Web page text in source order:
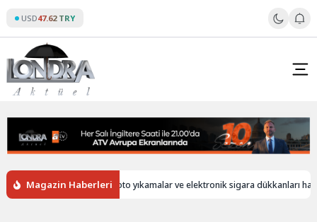
content
USD47.62 TRY
Magazin Haberleri
İngiltere’de oto yıkamalar ve elektronik sigara dükkanları hala